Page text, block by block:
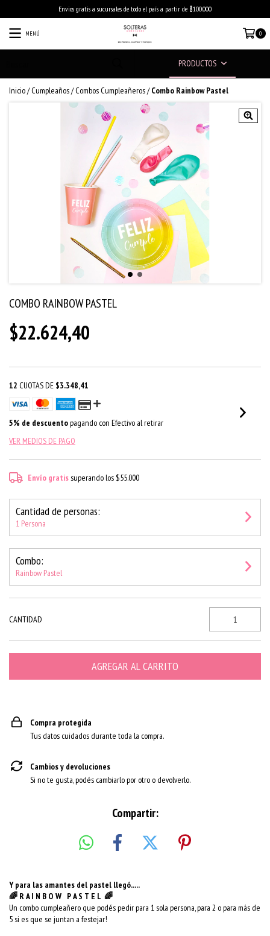
Envios gratis a sucursales de todo el país a partir de $100.000
MENÚ 0
PRODUCTOS
Inicio/ Cumpleaños/ Combos Cumpleañeros/ Combo Rainbow Pastel
COMBO RAINBOW PASTEL
$22.624,40
12 CUOTAS DE $3.348,41
5% de descuentopagando con Efectivo al retirar
VER MEDIOS DE PAGO
Envío gratissuperando los $55.000
Cantidad de personas:
1 Persona
Combo:
Rainbow Pastel
CANTIDAD
Compra protegida
Tus datos cuidados durante toda la compra.
Cambios y devoluciones
Si no te gusta, podés cambiarlo por otro o devolverlo.
Compartir:
Y para las amantes del pastel llegó.....
🌈 R A I N B O W P A S T E L 🌈
Un combo cumpleañero que podés pedir para 1 sola persona, para 2 o para más de
5 si es que se juntan a festejar!